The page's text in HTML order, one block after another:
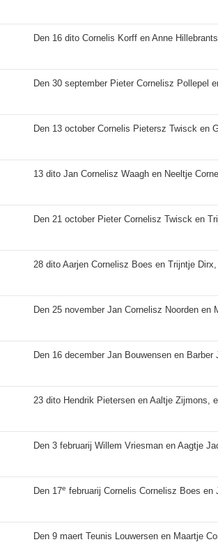
Den 16 dito Cornelis Korff en Anne
Den 30 september Pieter Cornelisz Pollepel
Den 13 october Cornelis Pietersz Twisck en
13 dito Jan Cornelisz Waagh en Neeltje
Den 21 october Pieter Cornelisz Twisck en
28 dito Aarjen Cornelisz Boes en Trijntje
Den 25 november Jan Cornelisz Noorden en
Den 16 december Jan Bouwensen en
23 dito Hendrik Pietersen en Aaltje Zijmons,
Den 3 februarij Willem Vriesman en Aagtje
Den 17e februarij Cornelis Cornelisz Boes
Den 9 maert Teunis Louwersen en Maartje